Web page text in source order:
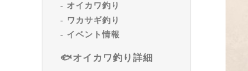
オイカワ釣り
ワカサギ釣り
イベント情報
🐟オイカワ釣り詳細